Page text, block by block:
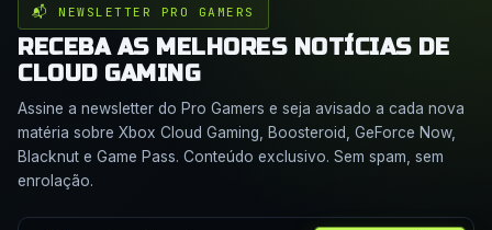
📬 NEWSLETTER PRO GAMERS
RECEBA AS MELHORES NOTÍCIAS DE
CLOUD GAMING
Assine a newsletter do Pro Gamers e seja avisado a cada nova
matéria sobre Xbox Cloud Gaming, Boosteroid, GeForce Now,
Blacknut e Game Pass. Conteúdo exclusivo. Sem spam, sem
enrolação.